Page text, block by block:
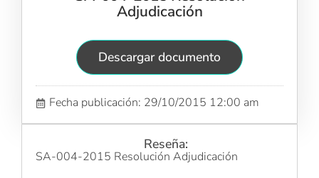
Adjudicación
Descargar documento
Fecha publicación: 29/10/2015 12:00 am
Reseña:
SA-004-2015 Resolución Adjudicación